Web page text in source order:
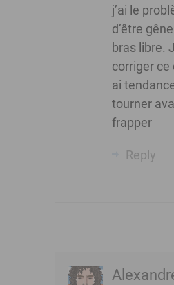
j’ai le
d’être
bras libre.
corriger ce
ai
tourner
frapper
Reply